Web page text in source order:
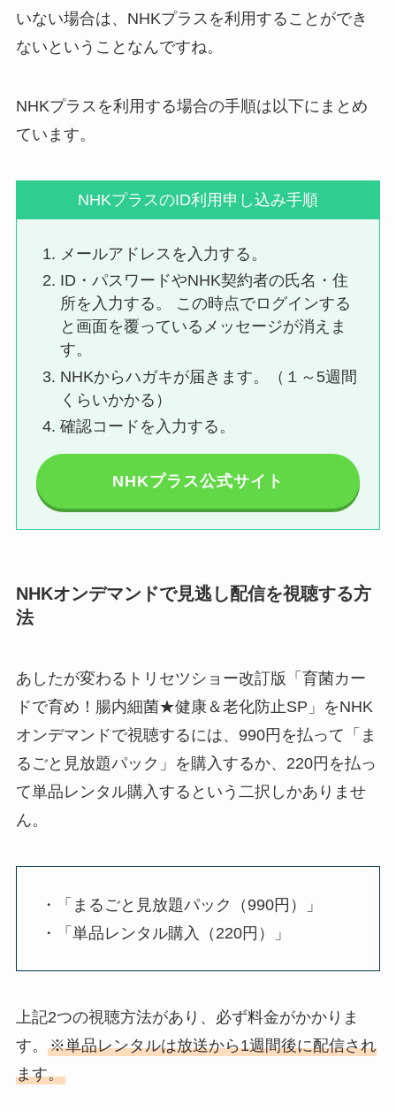
いない場合は、NHKプラスを利用することができ
ないということなんですね。
NHKプラスを利用する場合の手順は以下にまとめ
ています。
NHKプラスのID利用申し込み手順
メールアドレスを入力する。
ID・パスワードやNHK契約者の氏名・住
所を入力する。 この時点でログインする
と画面を覆っているメッセージが消えま
す。
NHKからハガキが届きます。（１～5週間
くらいかかる）
確認コードを入力する。
NHKプラス公式サイト
NHKオンデマンドで見逃し配信を視聴する方
法
あしたが変わるトリセツショー改訂版「育菌カー
ドで育め！腸内細菌★健康＆老化防止SP」をNHK
オンデマンドで視聴するには、990円を払って「ま
るごと見放題パック」を購入するか、220円を払っ
て単品レンタル購入するという二択しかありませ
ん。
・「まるごと見放題パック（990円）」
・「単品レンタル購入（220円）」
上記2つの視聴方法があり、必ず料金がかかりま
す。 ※単品レンタルは放送から1週間後に配信され
ます。